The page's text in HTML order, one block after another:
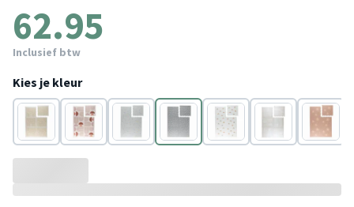
62.95
Inclusief btw
Kies je kleur
Beige MulticolorLichtgrijsGrijs Wit Grijs Roze